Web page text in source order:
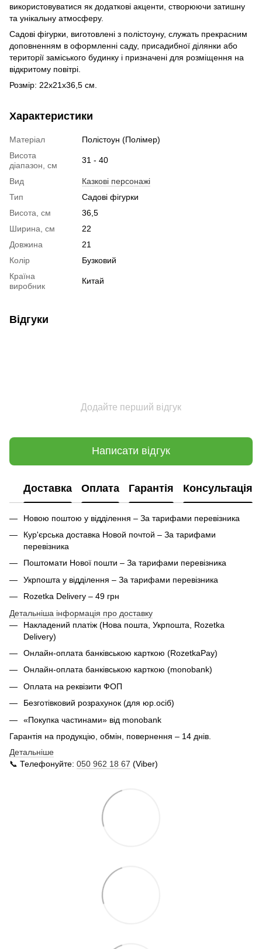
використовуватися як додаткові акценти, створюючи затишну
та унікальну атмосферу.
Садові фігурки, виготовлені з полістоуну, служать прекрасним
доповненням в оформленні саду, присадибної ділянки або
території заміського будинку і призначені для розміщення на
відкритому повітрі.
Розмір: 22х21х36,5 см.
Характеристики
Матеріал
Полістоун (Полімер)
Висота
діапазон, см
31 - 40
Вид
Казкові персонажі
Тип
Садові фігурки
Висота, см
36,5
Ширина, см
22
Довжина
21
Колір
Бузковий
Країна
виробник
Китай
Відгуки
Додайте перший відгук
Написати відгук
Доставка Оплата Гарантія Консультація
Новою поштою у відділення – За тарифами перевізника
Кур'єрська доставка Новой почтой – За тарифами
перевізника
Поштомати Нової пошти – За тарифами перевізника
Укрпошта у відділення – За тарифами перевізника
Rozetka Delivery – 49 грн
Детальніша інформація про доставку
Накладений платіж (Нова пошта, Укрпошта, Rozetka
Delivery)
Онлайн-оплата банківською карткою (RozetkaPay)
Онлайн-оплата банківською карткою (monobank)
Оплата на реквізити ФОП
Безготівковий розрахунок (для юр.осіб)
«Покупка частинами» від monobank
Гарантія на продукцію, обмін, повернення – 14 днів.
Детальніше
📞 Телефонуйте: 050 962 18 67 (Viber)